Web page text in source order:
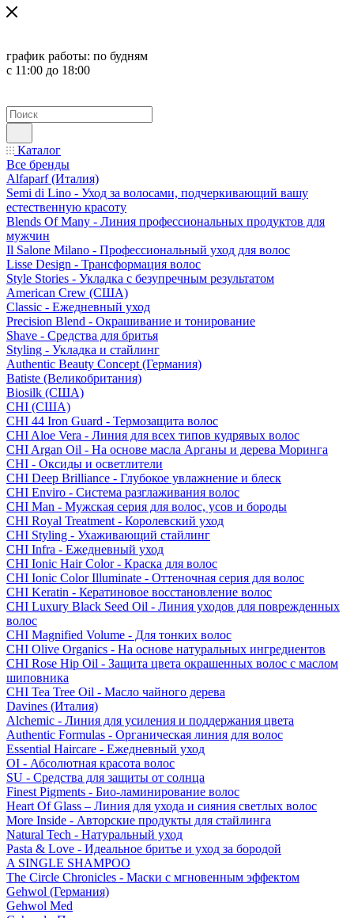
график работы: по будням
с 11:00 до 18:00
Каталог
Все бренды
Alfaparf (Италия)
Semi di Lino - Уход за волосами, подчеркивающий вашу
естественную красоту
Blends Of Many - Линия профессиональных продуктов для
мужчин
Il Salone Milano - Профессиональный уход для волос
Lisse Design - Трансформация волос
Style Stories - Укладка с безупречным результатом
American Crew (США)
Classic - Ежедневный уход
Precision Blend - Окрашивание и тонирование
Shave - Средства для бритья
Styling - Укладка и стайлинг
Authentic Beauty Concept (Германия)
Batiste (Великобритания)
Biosilk (США)
CHI (США)
CHI 44 Iron Guard - Термозащита волос
CHI Aloe Vera - Линия для всех типов кудрявых волос
CHI Argan Oil - На основе масла Арганы и дерева Моринга
CHI - Оксиды и осветлители
CHI Deep Brilliance - Глубокое увлажнение и блеск
CHI Enviro - Система разглаживания волос
CHI Man - Мужская серия для волос, усов и бороды
CHI Royal Treatment - Королевский уход
CHI Styling - Ухаживающий стайлинг
CHI Infra - Ежедневный уход
CHI Ionic Hair Color - Краска для волос
CHI Ionic Color Illuminate - Оттеночная серия для волос
CHI Keratin - Кератиновое восстановление волос
CHI Luxury Black Seed Oil - Линия уходов для поврежденных
волос
CHI Magnified Volume - Для тонких волос
CHI Olive Organics - На основе натуральных ингредиентов
CHI Rose Hip Oil - Защита цвета окрашенных волос с маслом
шиповника
CHI Tea Tree Oil - Масло чайного дерева
Davines (Италия)
Alchemic - Линия для усиления и поддержания цвета
Authentic Formulas - Органическая линия для волос
Essential Haircare - Eжедневный уход
OI - Абсолютная красота волос
SU - Средства для защиты от солнца
Finest Pigments - Био-ламинирование волос
Heart Of Glass – Линия для ухода и сияния светлых волос
More Inside - Авторские продукты для стайлинга
Natural Tech - Натуральный уход
Pasta & Love - Идеальное бритье и уход за бородой
A SINGLE SHAMPOO
The Circle Chronicles - Маски с мгновенным эффектом
Gehwol (Германия)
Gehwol Med